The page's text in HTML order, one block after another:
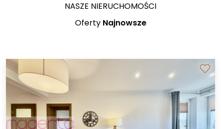
NASZE NIERUCHOMOŚCI
Oferty Najnowsze